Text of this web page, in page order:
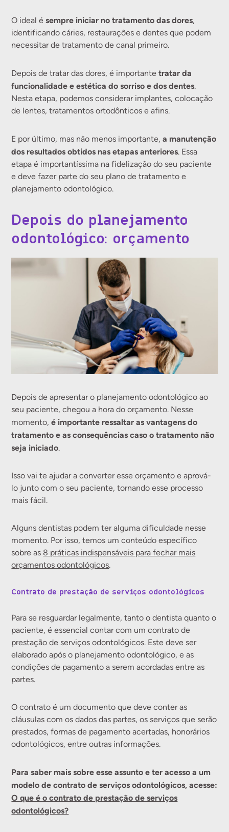
O ideal ésempre iniciar no tratamento das dores,
identificando cáries, restaurações e dentes que podem
necessitar de tratamento de canal primeiro.
Depois de tratar das dores, é importante tratar da
funcionalidade e estética do sorriso e dos dentes.
Nesta etapa, podemos considerar implantes, colocação
de lentes, tratamentos ortodônticos e afins.
E por último, mas não menos importante,a manutenção
dos resultados obtidos nas etapas anteriores. Essa
etapa é importantíssima na fidelização do seu paciente
e deve fazer parte do seu plano de tratamento e
planejamento odontológico.
Depois do planejamento
odontológico: orçamento
Depois de apresentar o planejamento odontológico ao
seu paciente, chegou a hora do orçamento. Nesse
momento,é importante ressaltar as vantagens do
tratamento e as consequências caso o tratamento não
seja iniciado.
Isso vai te ajudar a converter esse orçamento e aprová-
lo junto com o seu paciente, tornando esse processo
mais fácil.
Alguns dentistas podem ter alguma dificuldade nesse
momento. Por isso, temos um conteúdo específico
sobre as 8 práticas indispensáveis para fechar mais
orçamentos odontológicos.
Contrato de prestação de serviços odontológicos
Para se resguardar legalmente, tanto o dentista quanto o
paciente, é essencial contar com um contrato de
prestação de serviços odontológicos. Este deve ser
elaborado após o planejamento odontológico, e as
condições de pagamento a serem acordadas entre as
partes.
O contrato é um documento que deve conter as
cláusulas com os dados das partes, os serviços que serão
prestados, formas de pagamento acertadas, honorários
odontológicos, entre outras informações.
Para saber mais sobre esse assunto e ter acesso a um
modelo de contrato de serviços odontológicos, acesse:
O que é o contrato de prestação de serviços
odontológicos?